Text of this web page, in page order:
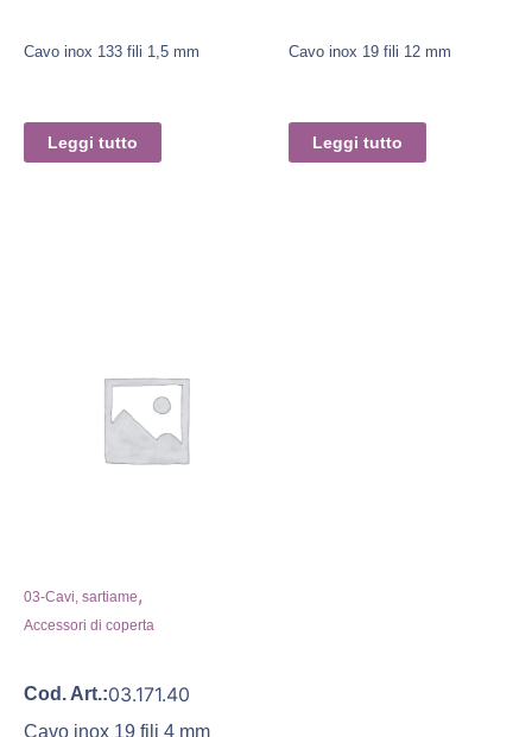
Cavo inox 133 fili 1,5 mm
Leggi tutto
Cavo inox 19 fili 12 mm
Leggi tutto
03-Cavi, sartiame,
Accessori di coperta
Cod. Art.:03.171.40
Cavo inox 19 fili 4 mm